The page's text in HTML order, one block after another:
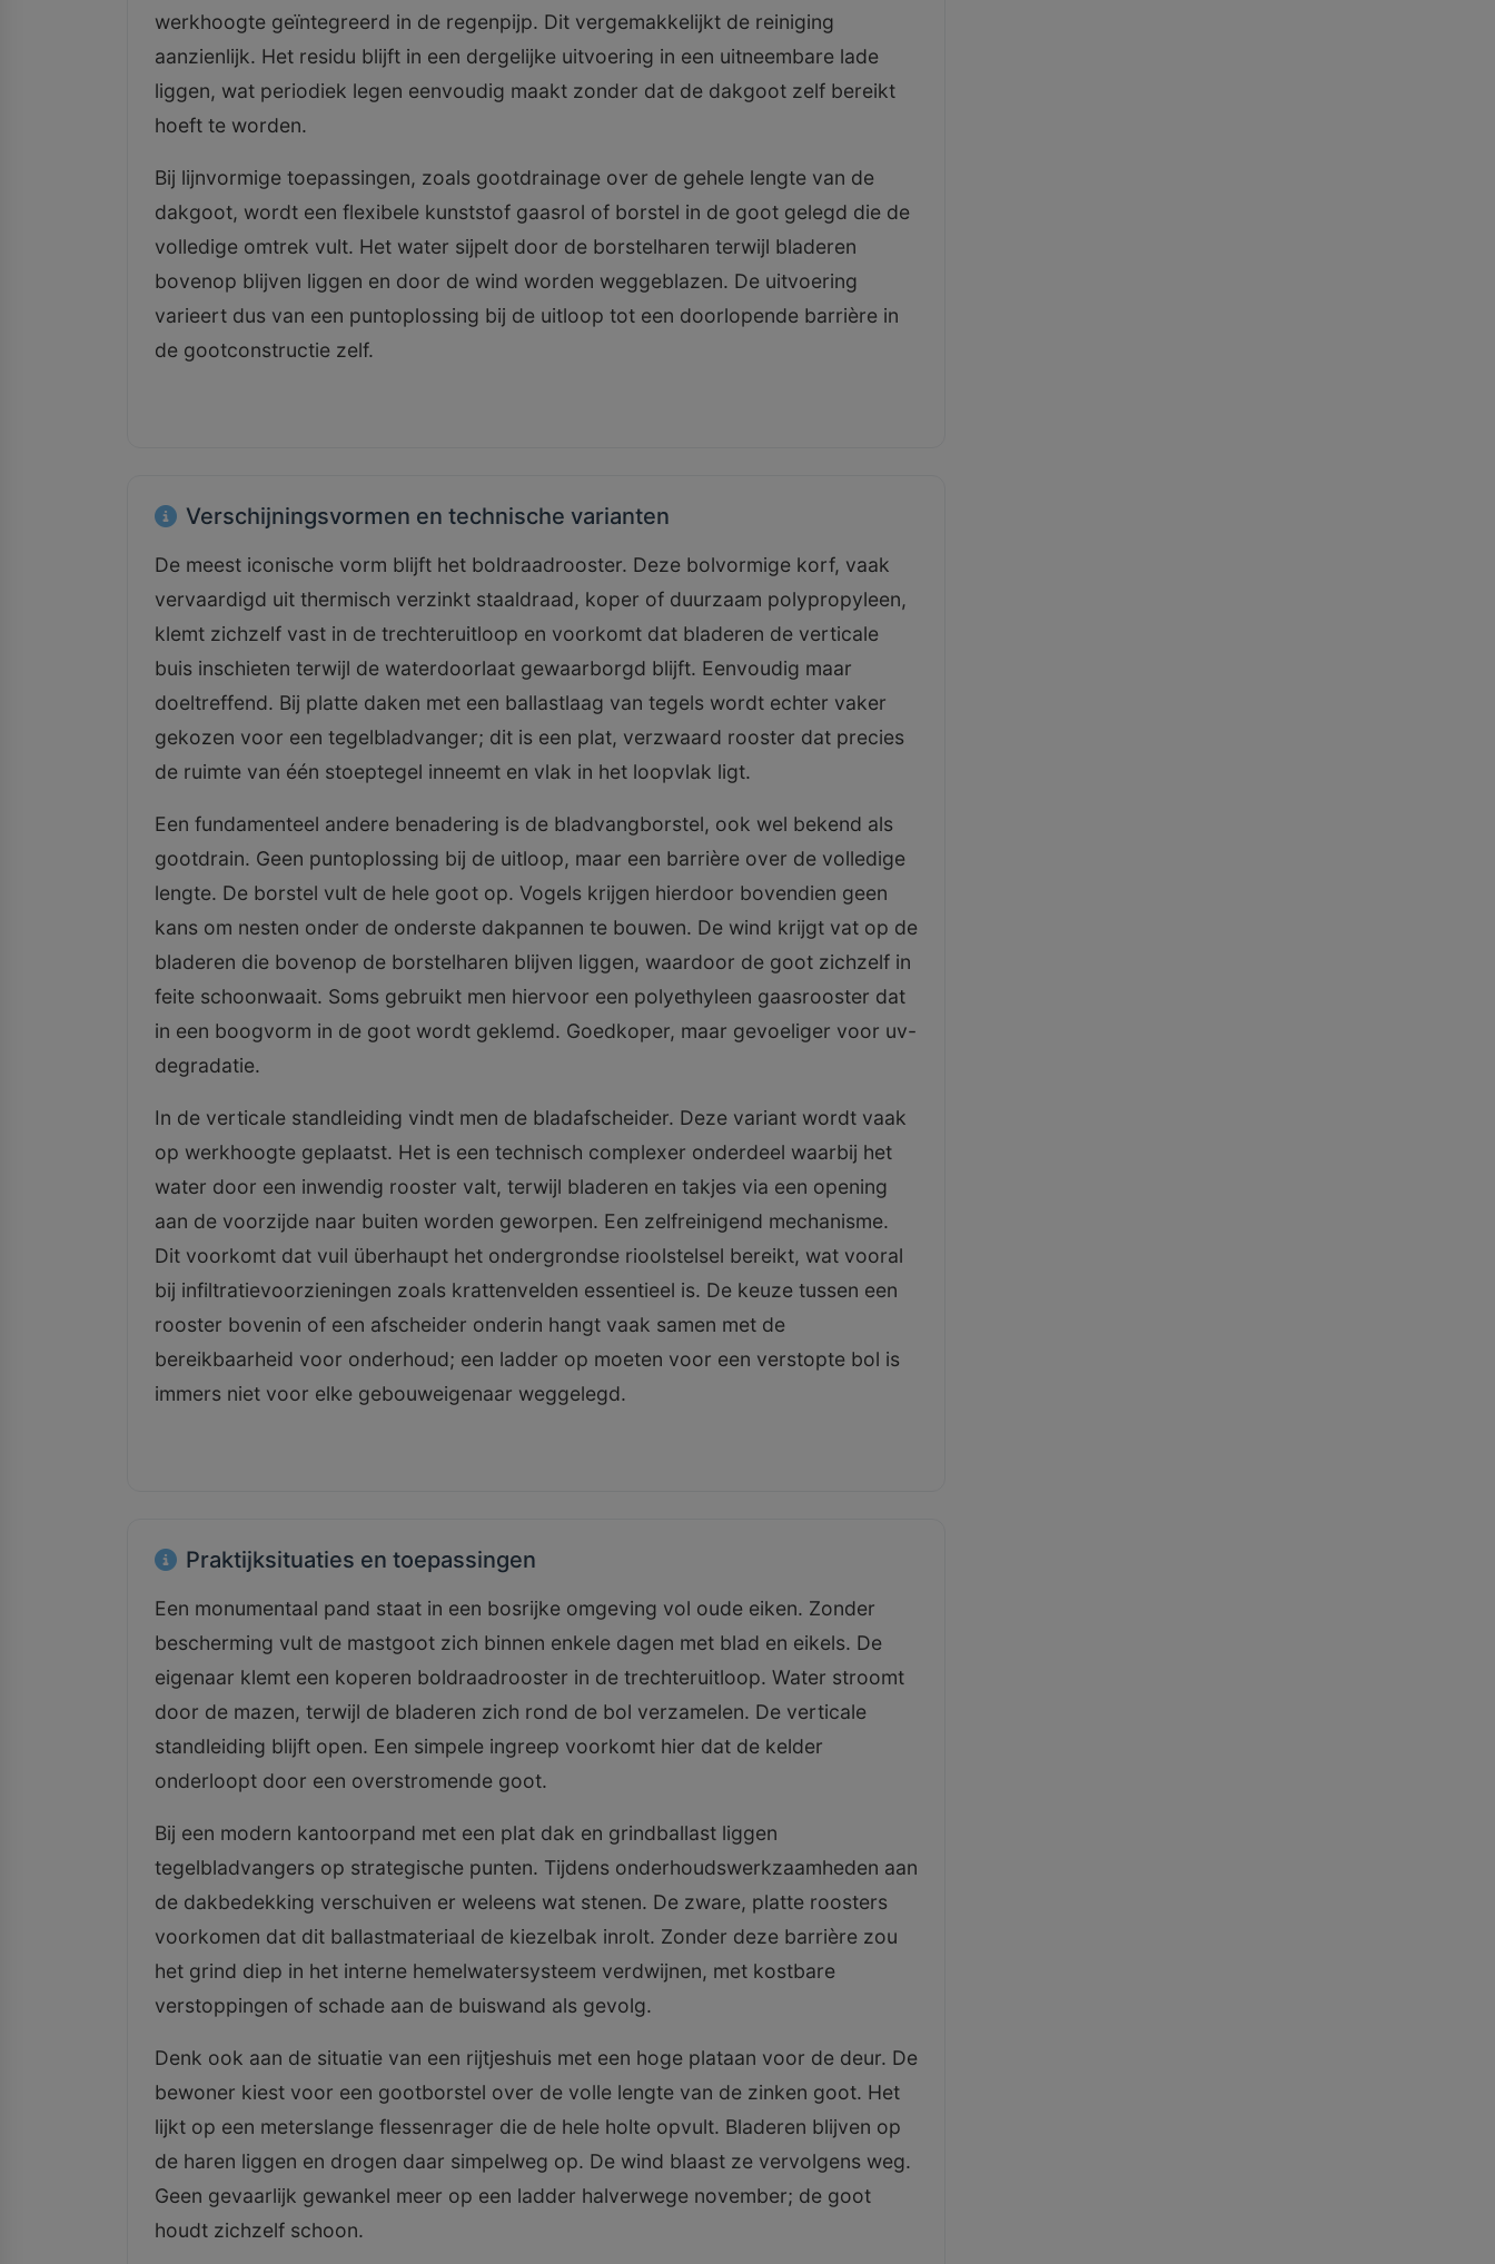
werkhoogte geïntegreerd in de regenpijp. Dit vergemakkelijkt de reiniging
aanzienlijk. Het residu blijft in een dergelijke uitvoering in een uitneembare lade
liggen, wat periodiek legen eenvoudig maakt zonder dat de dakgoot zelf bereikt
hoeft te worden.
Bij lijnvormige toepassingen, zoals gootdrainage over de gehele lengte van de
dakgoot, wordt een flexibele kunststof gaasrol of borstel in de goot gelegd die de
volledige omtrek vult. Het water sijpelt door de borstelharen terwijl bladeren
bovenop blijven liggen en door de wind worden weggeblazen. De uitvoering
varieert dus van een puntoplossing bij de uitloop tot een doorlopende barrière in
de gootconstructie zelf.
Verschijningsvormen en technische varianten
De meest iconische vorm blijft het boldraadrooster. Deze bolvormige korf, vaak
vervaardigd uit thermisch verzinkt staaldraad, koper of duurzaam polypropyleen,
klemt zichzelf vast in de trechteruitloop en voorkomt dat bladeren de verticale
buis inschieten terwijl de waterdoorlaat gewaarborgd blijft. Eenvoudig maar
doeltreffend. Bij platte daken met een ballastlaag van tegels wordt echter vaker
gekozen voor een tegelbladvanger; dit is een plat, verzwaard rooster dat precies
de ruimte van één stoeptegel inneemt en vlak in het loopvlak ligt.
Een fundamenteel andere benadering is de bladvangborstel, ook wel bekend als
gootdrain. Geen puntoplossing bij de uitloop, maar een barrière over de volledige
lengte. De borstel vult de hele goot op. Vogels krijgen hierdoor bovendien geen
kans om nesten onder de onderste dakpannen te bouwen. De wind krijgt vat op de
bladeren die bovenop de borstelharen blijven liggen, waardoor de goot zichzelf in
feite schoonwaait. Soms gebruikt men hiervoor een polyethyleen gaasrooster dat
in een boogvorm in de goot wordt geklemd. Goedkoper, maar gevoeliger voor uv-
degradatie.
In de verticale standleiding vindt men de bladafscheider. Deze variant wordt vaak
op werkhoogte geplaatst. Het is een technisch complexer onderdeel waarbij het
water door een inwendig rooster valt, terwijl bladeren en takjes via een opening
aan de voorzijde naar buiten worden geworpen. Een zelfreinigend mechanisme.
Dit voorkomt dat vuil überhaupt het ondergrondse rioolstelsel bereikt, wat vooral
bij infiltratievoorzieningen zoals krattenvelden essentieel is. De keuze tussen een
rooster bovenin of een afscheider onderin hangt vaak samen met de
bereikbaarheid voor onderhoud; een ladder op moeten voor een verstopte bol is
immers niet voor elke gebouweigenaar weggelegd.
Praktijksituaties en toepassingen
Een monumentaal pand staat in een bosrijke omgeving vol oude eiken. Zonder
bescherming vult de mastgoot zich binnen enkele dagen met blad en eikels. De
eigenaar klemt een koperen boldraadrooster in de trechteruitloop. Water stroomt
door de mazen, terwijl de bladeren zich rond de bol verzamelen. De verticale
standleiding blijft open. Een simpele ingreep voorkomt hier dat de kelder
onderloopt door een overstromende goot.
Bij een modern kantoorpand met een plat dak en grindballast liggen
tegelbladvangers op strategische punten. Tijdens onderhoudswerkzaamheden aan
de dakbedekking verschuiven er weleens wat stenen. De zware, platte roosters
voorkomen dat dit ballastmateriaal de kiezelbak inrolt. Zonder deze barrière zou
het grind diep in het interne hemelwatersysteem verdwijnen, met kostbare
verstoppingen of schade aan de buiswand als gevolg.
Denk ook aan de situatie van een rijtjeshuis met een hoge plataan voor de deur. De
bewoner kiest voor een gootborstel over de volle lengte van de zinken goot. Het
lijkt op een meterslange flessenrager die de hele holte opvult. Bladeren blijven op
de haren liggen en drogen daar simpelweg op. De wind blaast ze vervolgens weg.
Geen gevaarlijk gewankel meer op een ladder halverwege november; de goot
houdt zichzelf schoon.